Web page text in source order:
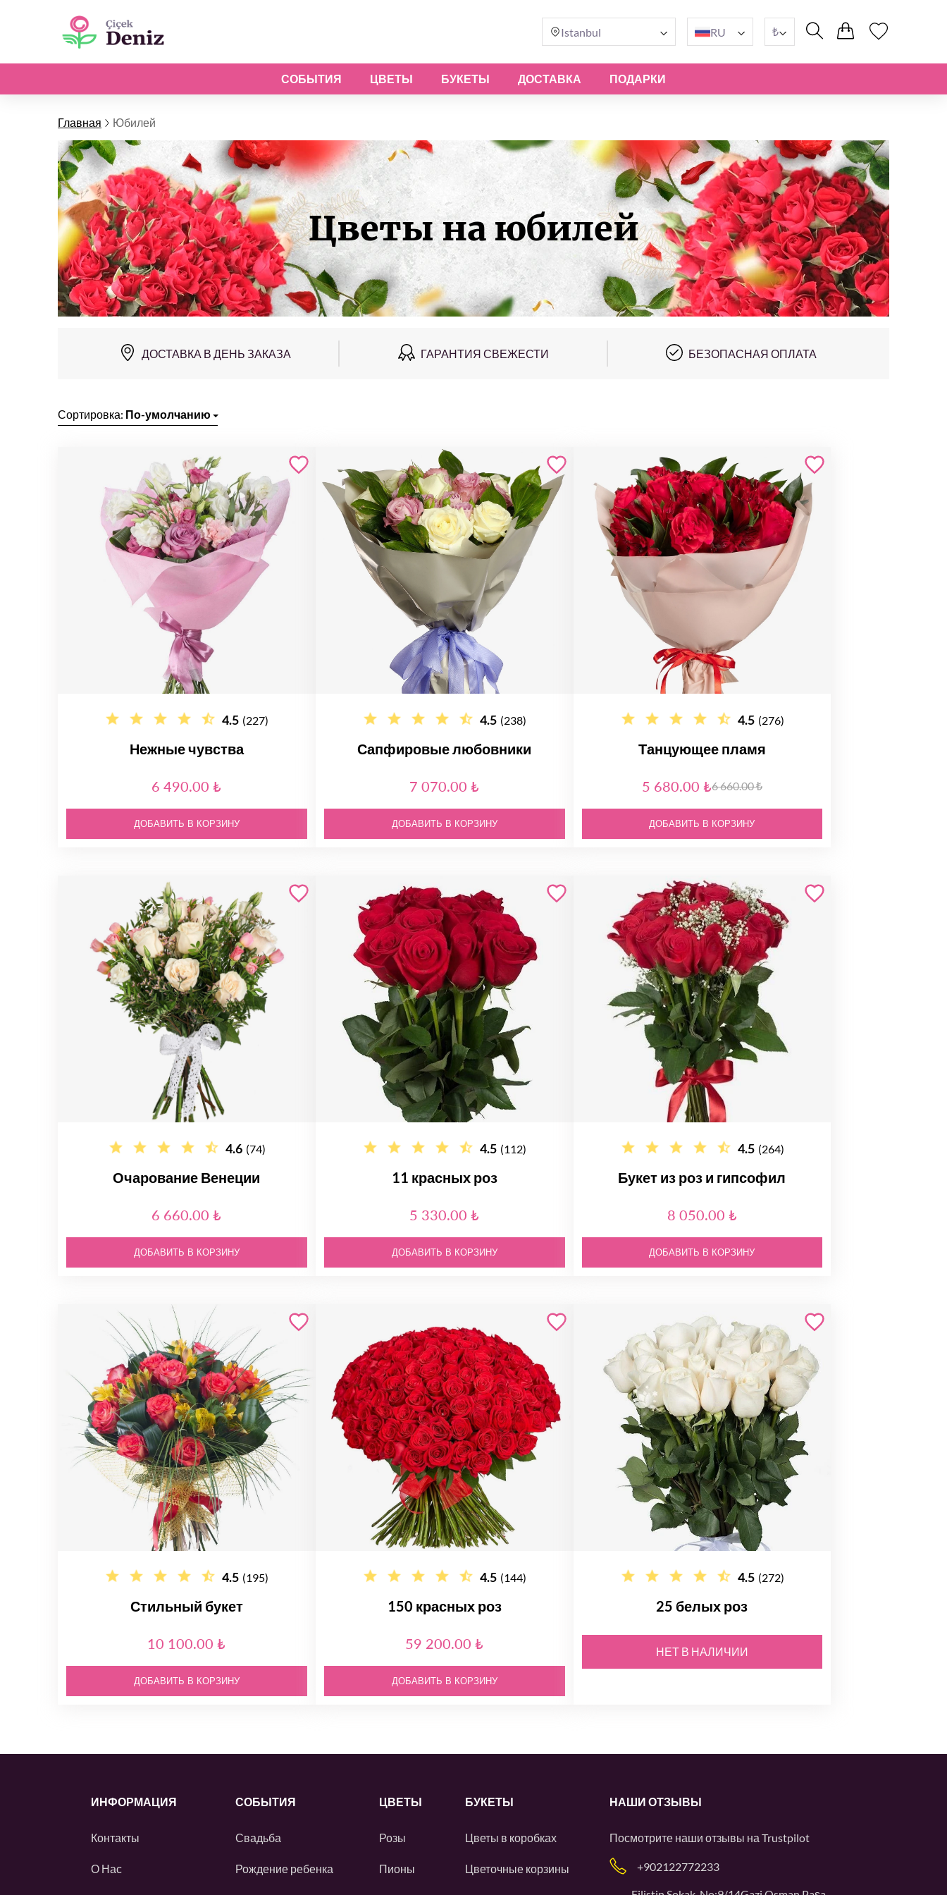
Istanbul RU ₺
СОБЫТИЯ ЦВЕТЫ БУКЕТЫ ДОСТАВКА ПОДАРКИ
Главная Юбилей
Цветы на юбилей
ДОСТАВКА В ДЕНЬ ЗАКАЗА ГАРАНТИЯ СВЕЖЕСТИ БЕЗОПАСНАЯ ОПЛАТА
Сортировка: По-умолчанию
4.5 (227)
Нежные чувства
6 490.00 ₺
ДОБАВИТЬ В КОРЗИНУ
4.5 (238)
Сапфировые любовники
7 070.00 ₺
ДОБАВИТЬ В КОРЗИНУ
4.5 (276)
Танцующее пламя
5 680.00 ₺6 660.00 ₺
ДОБАВИТЬ В КОРЗИНУ
4.6 (74)
Очарование Венеции
6 660.00 ₺
ДОБАВИТЬ В КОРЗИНУ
4.5 (112)
11 красных роз
5 330.00 ₺
ДОБАВИТЬ В КОРЗИНУ
4.5 (264)
Букет из роз и гипсофил
8 050.00 ₺
ДОБАВИТЬ В КОРЗИНУ
4.5 (195)
Стильный букет
10 100.00 ₺
ДОБАВИТЬ В КОРЗИНУ
4.5 (144)
150 красных роз
59 200.00 ₺
ДОБАВИТЬ В КОРЗИНУ
4.5 (272)
25 белых роз
НЕТ В НАЛИЧИИ
ИНФОРМАЦИЯ
Контакты
О Нас
СОБЫТИЯ
Свадьба
Рождение ребенка
ЦВЕТЫ
Розы
Пионы
БУКЕТЫ
Цветы в коробках
Цветочные корзины
НАШИ ОТЗЫВЫ
Посмотрите наши отзывы на Trustpilot
+902122772233